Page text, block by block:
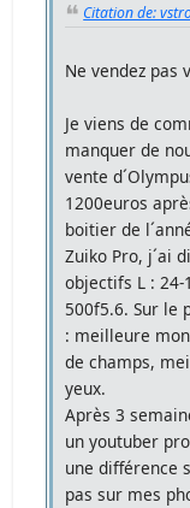
Citation de:
Ne vendez pas
Je viens de
manquer de
vente
1200euros
boitier de
Zuiko Pro, j´ai
objectifs L :
500f5.6. Sur le
: meilleure
de champs,
yeux.
Après 3
un youtuber
une différence
pas sur mes